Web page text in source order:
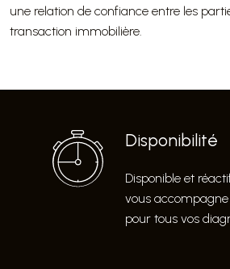
une relation de confiance entre les
transaction immobilière.
Disponibilité
Disponible et
vous
pour tous vos